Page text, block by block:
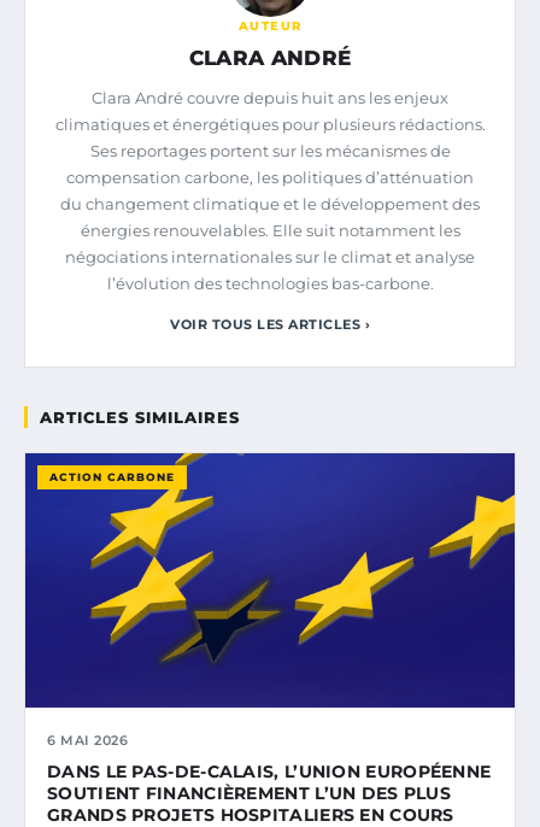
AUTEUR
CLARA ANDRÉ
Clara André couvre depuis huit ans les enjeux
climatiques et énergétiques pour plusieurs rédactions.
Ses reportages portent sur les mécanismes de
compensation carbone, les politiques d’atténuation
du changement climatique et le développement des
énergies renouvelables. Elle suit notamment les
négociations internationales sur le climat et analyse
l’évolution des technologies bas-carbone.
VOIR TOUS LES ARTICLES ›
ARTICLES SIMILAIRES
ACTION CARBONE
6 MAI 2026
DANS LE PAS-DE-CALAIS, L’UNION EUROPÉENNE
SOUTIENT FINANCIÈREMENT L’UN DES PLUS
GRANDS PROJETS HOSPITALIERS EN COURS